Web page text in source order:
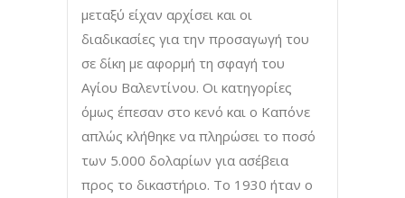
μεταξύ είχαν αρχίσει και οι
διαδικασίες για την προσαγωγή του
σε δίκη με αφορμή τη σφαγή του
Αγίου Βαλεντίνου. Οι κατηγορίες
όμως έπεσαν στο κενό και ο Καπόνε
απλώς κλήθηκε να πληρώσει το ποσό
των 5.000 δολαρίων για ασέβεια
προς το δικαστήριο. Το 1930 ήταν ο